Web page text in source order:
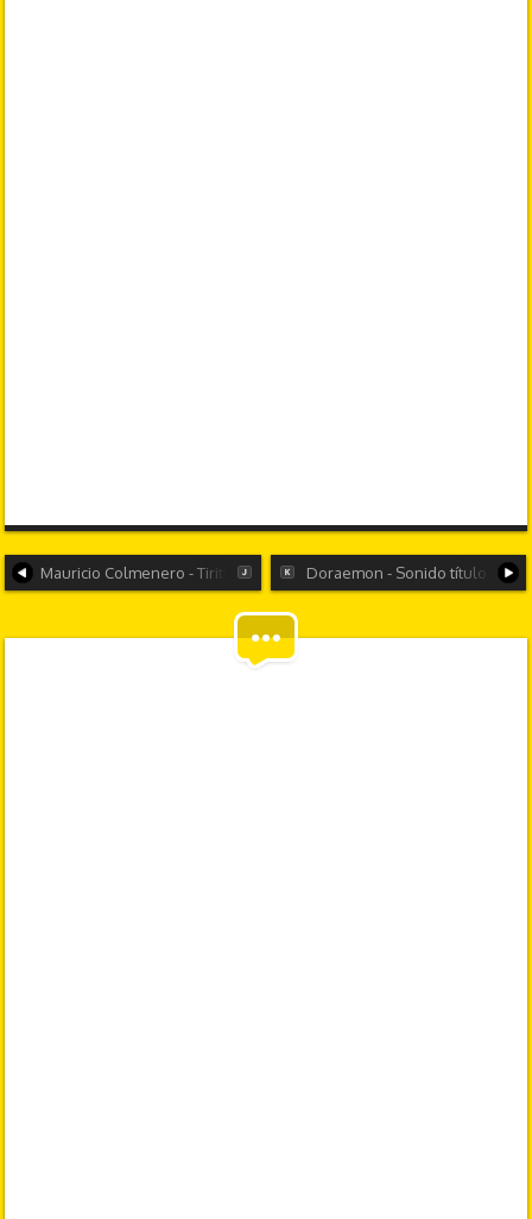
Mauricio Colmenero - Tiritiritiri - Aida Doraemon - Sonido título